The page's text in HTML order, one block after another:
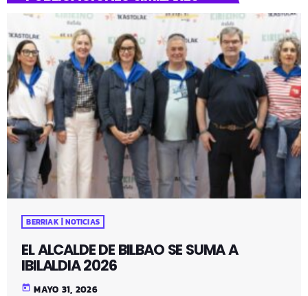
BERRIAK | NOTICIAS
EL ALCALDE DE BILBAO SE SUMA A
IBILALDIA 2026
today MAYO 31, 2026